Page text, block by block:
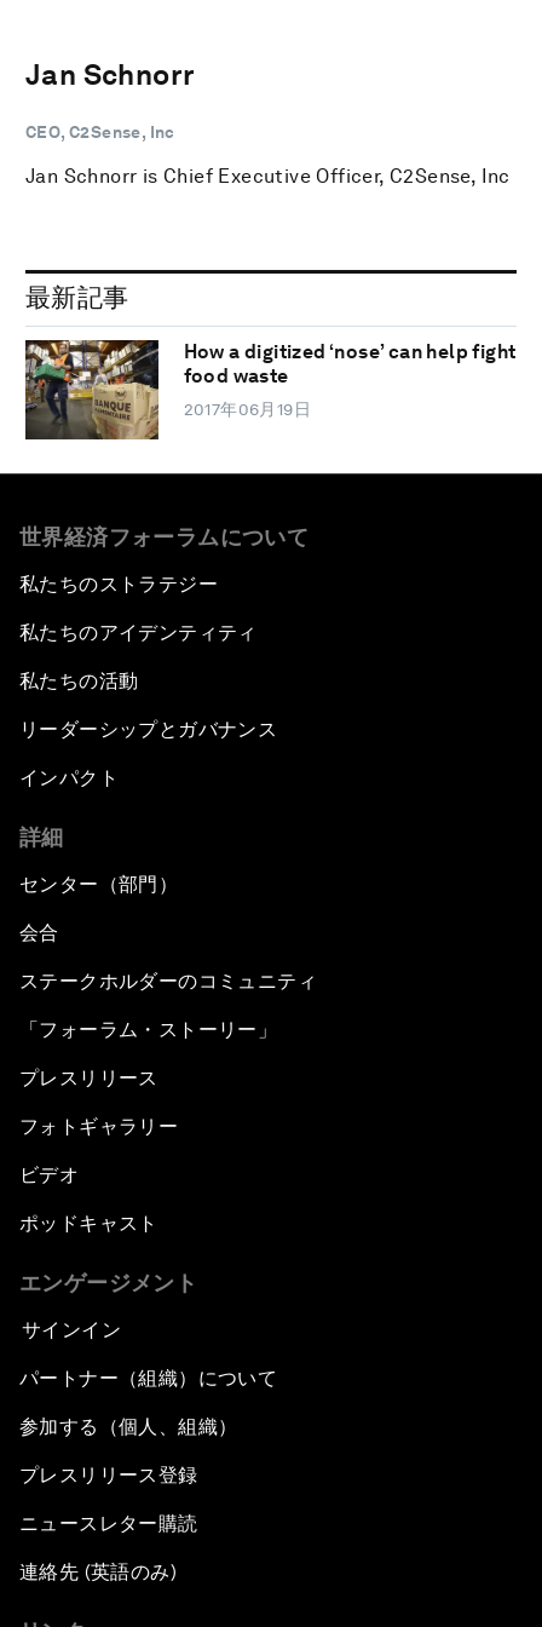
Jan Schnorr
CEO, C2Sense, Inc
Jan Schnorr is Chief Executive Officer, C2Sense, Inc
最新記事
How a digitized ‘nose’ can help fight
food waste
2017年06月19日
世界経済フォーラムについて
私たちのストラテジー
私たちのアイデンティティ
私たちの活動
リーダーシップとガバナンス
インパクト
詳細
センター（部門）
会合
ステークホルダーのコミュニティ
「フォーラム・ストーリー」
プレスリリース
フォトギャラリー
ビデオ
ポッドキャスト
エンゲージメント
サインイン
パートナー（組織）について
参加する（個人、組織）
プレスリリース登録
ニュースレター購読
連絡先 (英語のみ)